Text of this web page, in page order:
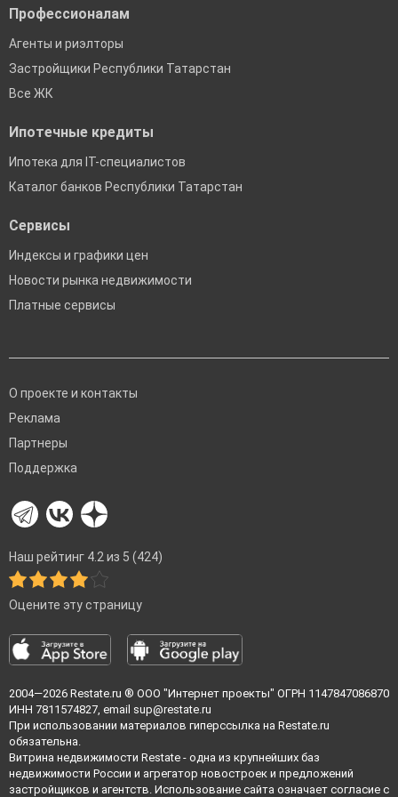
Профессионалам
Агенты и риэлторы
Застройщики Республики Татарстан
Все ЖК
Ипотечные кредиты
Ипотека для IT-специалистов
Каталог банков Республики Татарстан
Сервисы
Индексы и графики цен
Новости рынка недвижимости
Платные сервисы
О проекте и контакты
Реклама
Партнеры
Поддержка
Наш рейтинг 4.2 из 5 (424)
Оцените эту страницу
2004—2026 Restate.ru ® ООО "Интернет проекты" ОГРН 1147847086870
ИНН 7811574827, email sup@restate.ru
При использовании материалов гиперссылка на Restate.ru
обязательна.
Витрина недвижимости Restate - одна из крупнейших баз
недвижимости России и агрегатор новостроек и предложений
застройщиков и агентств. Использование сайта означает согласие с